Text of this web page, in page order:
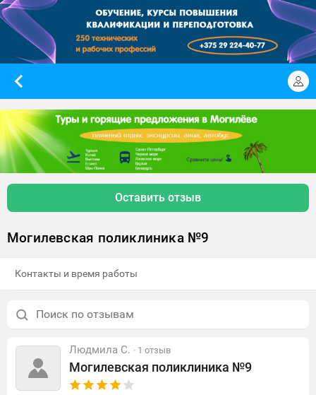
Оставить отзыв
Могилевская поликлиника №9
Контакты и время работы
Людмила С. · 1 отзыв
Могилевская поликлиника №9